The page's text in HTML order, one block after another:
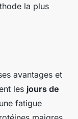
la plus
avantages et
les jours de
fatigue